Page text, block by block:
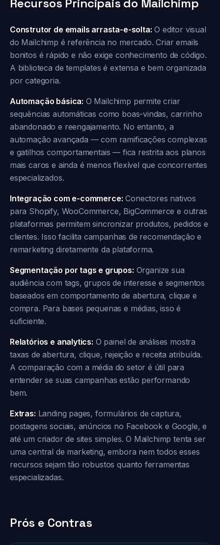
Recursos Principais do Mailchimp
Construtor de emails arrasta-e-solta: O editor visual
do Mailchimp é referência no mercado. Criar emails
bonitos é rápido e não exige conhecimento de código.
A biblioteca de templates é extensa e bem organizada
por categoria.
Automação básica: O Mailchimp permite criar
sequências automáticas como boas-vindas, carrinho
abandonado e reengajamento. No entanto, a
automação avançada — com ramificações complexas
e gatilhos comportamentais — fica restrita aos planos
mais caros e ainda é menos flexível que concorrentes
especializados.
Integração com e-commerce: Conectores nativos
para Shopify, WooCommerce, BigCommerce e outras
plataformas permitem sincronizar produtos, pedidos e
clientes. Isso facilita campanhas de recomendação e
remarketing diretamente da plataforma.
Segmentação por tags e grupos: Organize sua
audiência com tags, grupos de interesse e segmentos
baseados em comportamento de abertura, clique e
compra. Para bases pequenas e médias, isso é
suficiente.
Relatórios e analytics: O painel de análises mostra
taxas de abertura, clique, rejeição e receita atribuída.
A comparação com a média do setor é útil para
entender se suas campanhas estão performando
bem.
Extras: Landing pages, formulários de captura,
postagens sociais, anúncios no Facebook e Google, e
até um criador de sites simples. O Mailchimp tenta ser
uma central de marketing, embora nem todos esses
recursos sejam tão robustos quanto ferramentas
especializadas.
Prós e Contras